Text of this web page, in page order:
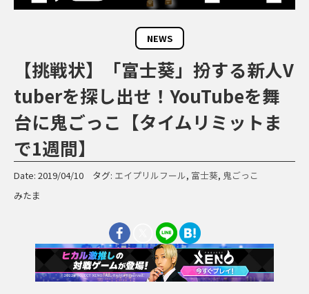
NEWS
【挑戦状】「富士葵」扮する新人V
tuberを探し出せ！YouTubeを舞
台に鬼ごっこ【タイムリミットま
で1週間】
Date: 2019/04/10 タグ: エイプリルフール, 富士葵, 鬼ごっこ
みたま